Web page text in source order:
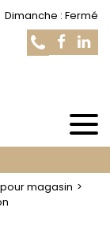
Dimanche : Fermé
magasin